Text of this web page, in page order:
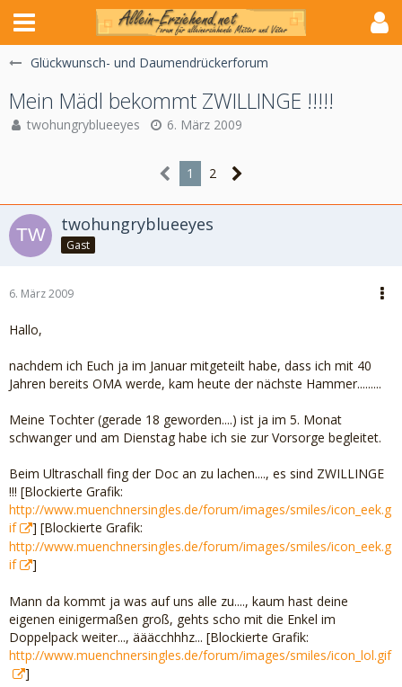
Glückwunsch- und Daumendrückerforum
Mein Mädl bekommt ZWILLINGE !!!!!
twohungryblueeyes 6. März 2009
1 2
twohungryblueeyes
Gast
6. März 2009
Hallo,
nachdem ich Euch ja im Januar mitgeteilt habe, dass ich mit 40
Jahren bereits OMA werde, kam heute der nächste Hammer.........
Meine Tochter (gerade 18 geworden....) ist ja im 5. Monat
schwanger und am Dienstag habe ich sie zur Vorsorge begleitet.
Beim Ultraschall fing der Doc an zu lachen...., es sind ZWILLINGE
!!! [Blockierte Grafik:
http://www.muenchnersingles.de/forum/images/smiles/icon_eek.g
if
] [Blockierte Grafik:
http://www.muenchnersingles.de/forum/images/smiles/icon_eek.g
if
]
Mann da kommt ja was auf uns alle zu...., kaum hast deine
eigenen einigermaßen groß, gehts scho mit die Enkel im
Doppelpack weiter..., äääcchhhz... [Blockierte Grafik:
http://www.muenchnersingles.de/forum/images/smiles/icon_lol.gif
]